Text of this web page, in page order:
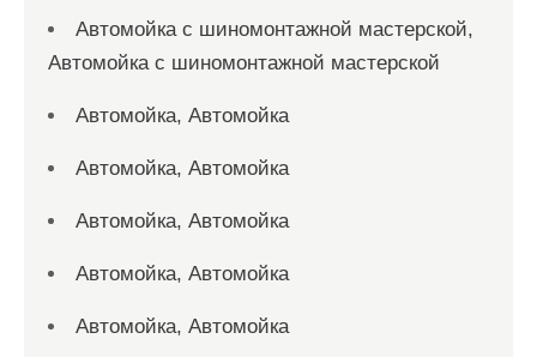
Автомойка с шиномонтажной мастерской,
Автомойка с шиномонтажной мастерской
Автомойка, Автомойка
Автомойка, Автомойка
Автомойка, Автомойка
Автомойка, Автомойка
Автомойка, Автомойка